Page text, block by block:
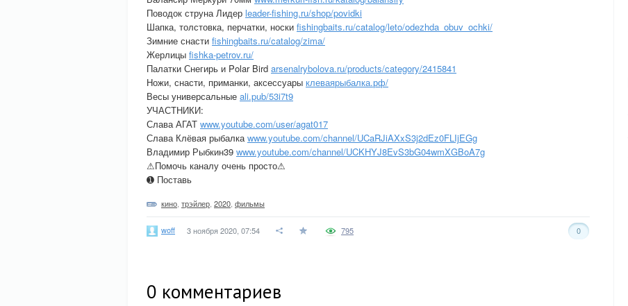
Поводок струна Лидер leader-fishing.ru/shop/povidki
Шапка, толстовка, перчатки, носки fishingbaits.ru/catalog/leto/odezhda_obuv_ochki/
Зимние снасти fishingbaits.ru/catalog/zima/
Жерлицы fishka-petrov.ru/
Палатки Снегирь и Polar Bird arsenalrybolova.ru/products/category/2415841
Ножи, снасти, приманки, аксессуары клеваярыбалка.рф/
Весы универсальные ali.pub/53i7t9
УЧАСТНИКИ:
Слава АГАТ www.youtube.com/user/agat017
Слава Клёвая рыбалкаwww.youtube.com/channel/UCaRJiAXxS3j2dEz0FLIjEGg
Владимир Рыбкин39 www.youtube.com/channel/UCKHYJ8EvS3bG04wmXGBoA7g
⚠Помочь каналу очень просто⚠
➊ Поставь
кино трэйлер 2020 фильмы
woff 3 ноября 2020, 07:54 0
795
0 комментариев